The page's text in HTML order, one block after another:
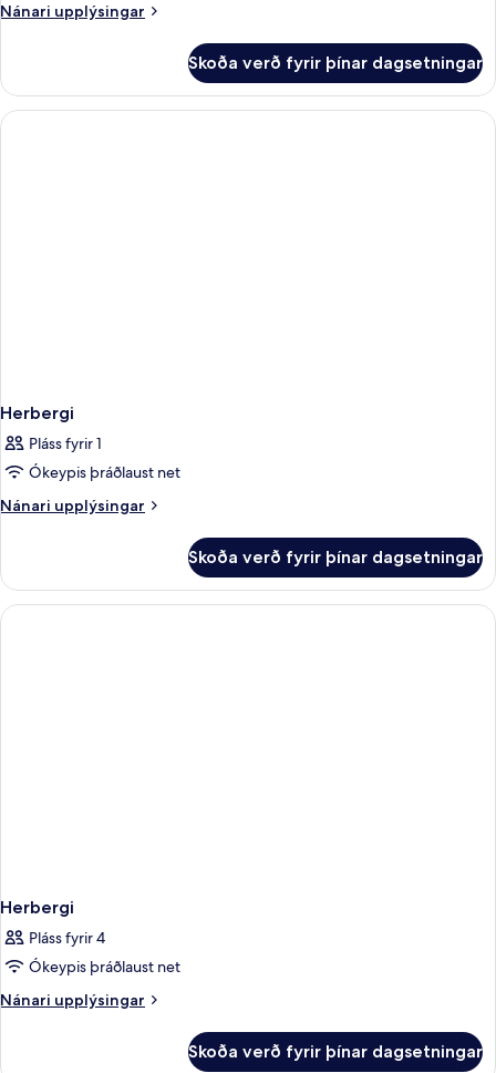
Nánari upplýsingar
Nánari
Skoða verð fyrir þínar dagsetningar
Herbergi
Pláss fyrir 1
Ókeypis þráðlaust net
Nánari upplýsingar
Nánari
Skoða verð fyrir þínar dagsetningar
Herbergi
Pláss fyrir 4
Ókeypis þráðlaust net
Nánari upplýsingar
Nánari
Skoða verð fyrir þínar dagsetningar